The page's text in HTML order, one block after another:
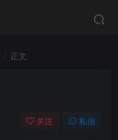
正文
关注 私信